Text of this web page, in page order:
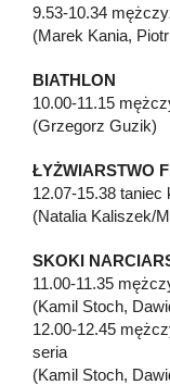
9.53-10.34
(Marek Kania,
BIATHLON
10.00-11.15
(Grzegorz Guzik)
ŁYŻWIARSTWO
12.07-15.38
(Natalia Kaliszek/
SKOKI
11.00-11.35
(Kamil Stoch,
12.00-12.45
seria
(Kamil Stoch,